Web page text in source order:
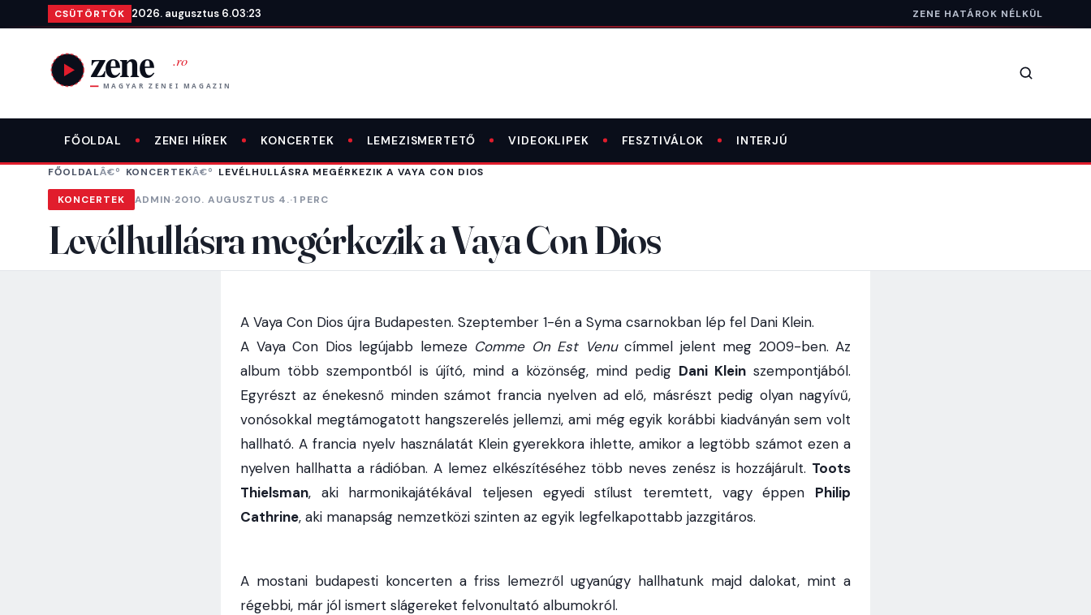
Ugrás a tartalomra
CSÜTÖRTÖK 2026. augusztus 6.03:23 ZENE HATÁROK NÉLKÜL
Keresés
FŐOLDAL ZENEI HÍREK KONCERTEK LEMEZISMERTETŐ VIDEOKLIPEK FESZTIVÁLOK INTERJÚ
FŐOLDAL KONCERTEK LEVÉLHULLÁSRA MEGÉRKEZIK A VAYA CON DIOS
KONCERTEK ADMIN·2010. AUGUSZTUS 4.·1 PERC
Levélhullásra megérkezik a Vaya Con Dios
A Vaya Con Dios újra Budapesten. Szeptember 1-én a Syma csarnokban lép fel Dani Klein.
A Vaya Con Dios legújabb lemeze Comme On Est Venu címmel jelent meg 2009-ben. Az
album több szempontból is újító, mind a közönség, mind pedig Dani Kleinszempontjából.
Egyrészt az énekesnő minden számot francia nyelven ad elő, másrészt pedig olyan nagyívű,
vonósokkal megtámogatott hangszerelés jellemzi, ami még egyik korábbi kiadványán sem volt
hallható. A francia nyelv használatát Klein gyerekkora ihlette, amikor a legtöbb számot ezen a
nyelven hallhatta a rádióban. A lemez elkészítéséhez több neves zenész is hozzájárult. Toots
Thielsman, aki harmonikajátékával teljesen egyedi stílust teremtett, vagy éppen Philip
Cathrine, aki manapság nemzetközi szinten az egyik legfelkapottabb jazzgitáros.
A mostani budapesti koncerten a friss lemezről ugyanúgy hallhatunk majd dalokat, mint a
régebbi, már jól ismert slágereket felvonultató albumokról.